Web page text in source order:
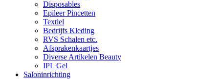
Disposables
Epileer Pincetten
Textiel
Bedrijfs Kleding
RVS Schalen etc.
Afsprakenkaartjes
Diverse Artikelen Beauty
IPL Gel
Saloninrichting